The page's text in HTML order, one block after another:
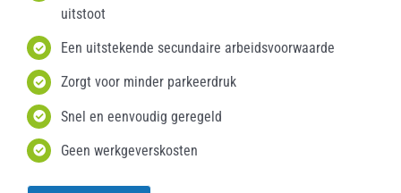
uitstoot
Een uitstekende secundaire arbeidsvoorwaarde
Zorgt voor minder parkeerdruk
Snel en eenvoudig geregeld
Geen werkgeverskosten